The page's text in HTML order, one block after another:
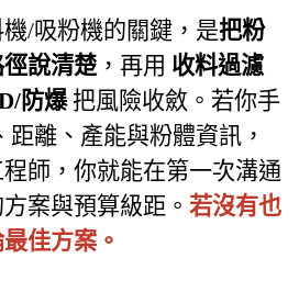
/吸粉機的關鍵，是把粉
說清楚 ，再用 收料過濾
防爆把風險收斂。若你手
距離、產能與粉體資訊，
師，你就能在第一次溝通
案與預算級距。 若沒有也
佳方案。